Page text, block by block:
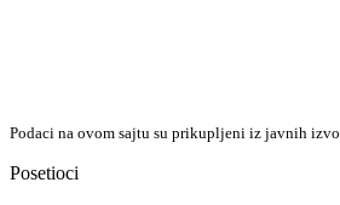
Podaci na ovom sajtu su prikupljeni iz javnih
Posetioci